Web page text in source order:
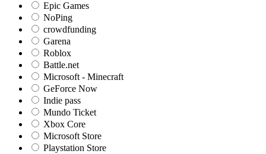
Epic Games
NoPing
crowdfunding
Garena
Roblox
Battle.net
Microsoft - Minecraft
GeForce Now
Indie pass
Mundo Ticket
Xbox Core
Microsoft Store
Playstation Store